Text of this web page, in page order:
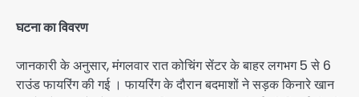
घटना का विवरण
जानकारी के अनुसार, मंगलवार रात कोचिंग सेंटर के बाहर लगभग 5 से 6
राउंड फायरिंग की गई । फायरिंग के दौरान बदमाशों ने सड़क किनारे खान